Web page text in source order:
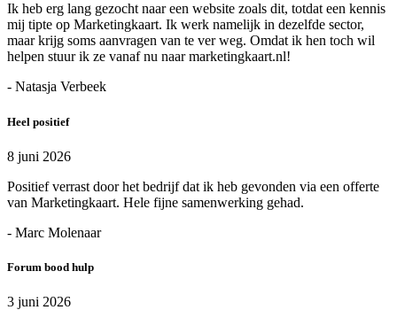
Ik heb erg lang gezocht naar een website zoals dit, totdat een kennis
mij tipte op Marketingkaart. Ik werk namelijk in dezelfde sector,
maar krijg soms aanvragen van te ver weg. Omdat ik hen toch wil
helpen stuur ik ze vanaf nu naar marketingkaart.nl!
- Natasja Verbeek
Heel positief
8 juni 2026
Positief verrast door het bedrijf dat ik heb gevonden via een offerte
van Marketingkaart. Hele fijne samenwerking gehad.
- Marc Molenaar
Forum bood hulp
3 juni 2026